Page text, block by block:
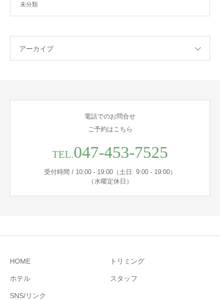
未分類
アーカイブ
電話でのお問合せ
ご予約はこちら
TEL.047-453-7525
受付時間 / 10:00 - 19:00（土日: 9:00 - 19:00）
（水曜定休日）
HOME トリミング
ホテル スタッフ
SNS/リンク